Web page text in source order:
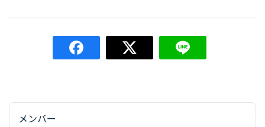
メンバー